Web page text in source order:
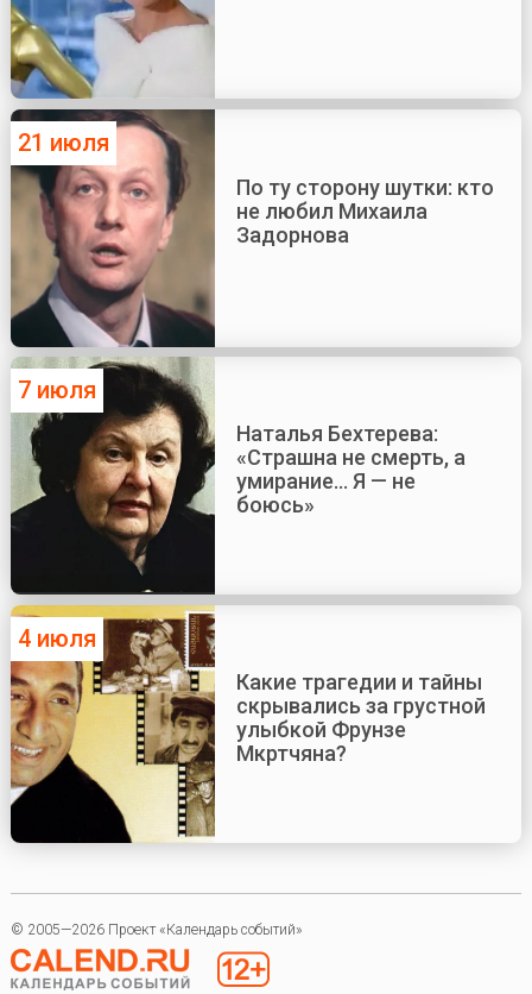
21 июля
По ту сторону шутки: кто
не любил Михаила
Задорнова
7 июля
Наталья Бехтерева:
«Страшна не смерть, а
умирание... Я — не
боюсь»
4 июля
Какие трагедии и тайны
скрывались за грустной
улыбкой Фрунзе
Мкртчяна?
© 2005—2026 Проект «Календарь событий»